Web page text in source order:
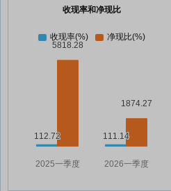
收现率和净现比